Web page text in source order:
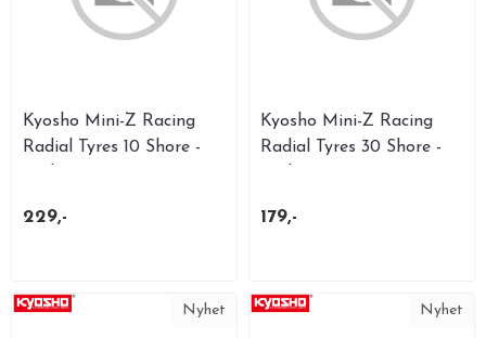
Kyosho Mini-Z Racing
Radial Tyres 10 Shore -
229,-
Kyosho Mini-Z Racing
Radial Tyres 30 Shore -
179,-
Nyhet Nyhet